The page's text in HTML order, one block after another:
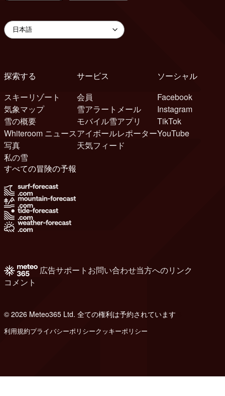
探索する
スキーリゾート
気象マップ
雪の概要
Whiteroom ニュース
写真
私の雪
サービス
会員
雪アラートメール
モバイル雪アプリ
アイボールレポーター
天気フィード
ソーシャル
Facebook
Instagram
TikTok
YouTube
すべての冒険の予報
広告サポート お問い合わせ当方へのリンク
コメント
© 2026 Meteo365 Ltd. 全ての権利は予約されています
利用規約プライバシーポリシークッキーポリシー